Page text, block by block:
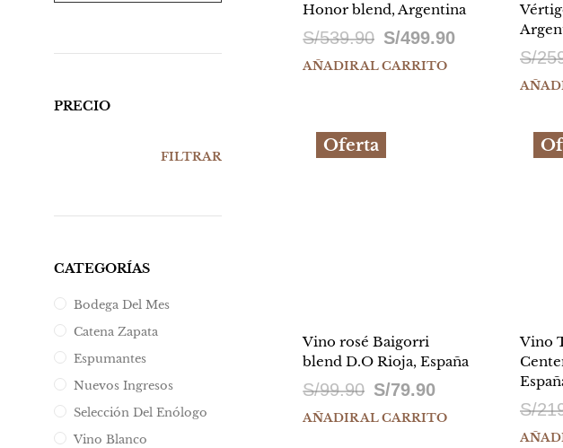
PRECIO
FILTRAR
CATEGORÍAS
Bodega Del Mes
Catena Zapata
Espumantes
Nuevos Ingresos
Selección Del Enólogo
Vino Blanco
Honor blend, Argentina
S/539.90 El
precio
S/539.90.
S/499.90El
AÑADIR AL CARRITO S/
Oferta
Vino rosé Baigorri
blend D.O Rioja, España
S/99.90 El
precio
S/79.90El
precio
AÑADIR AL CARRITO
Vino
S/